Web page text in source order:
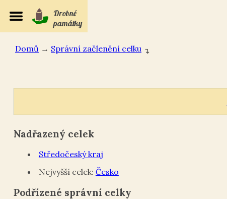
Drobné
památky
Domů → Správní začlenění celku ↴
Nadřazený celek
Středočeský kraj
Nejvyšší celek: Česko
Podřízené správní celky